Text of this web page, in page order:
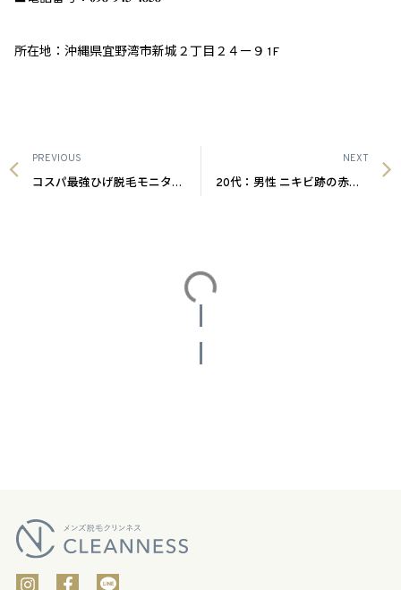
所在地：沖縄県宜野湾市新城２丁目２４ー９ 1F
PREVIOUS
コスパ最強ひげ脱毛モニター募集|沖縄メンズ脱毛
NEXT
20代：男性 ニキビ跡の赤み改善|沖縄メンズ脱毛